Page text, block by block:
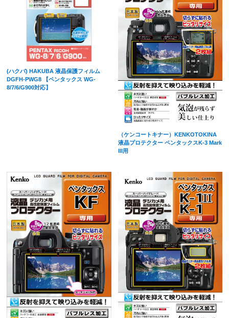
(ハクバ) HAKUBA 液晶保護フィルム
DGFH-PWG8 【ペンタックス WG-
8/7/6/G900対応】
（ケンコートキナー）KENKOTOKINA
液晶プロテクター ペンタックスK-3 Mark
III用